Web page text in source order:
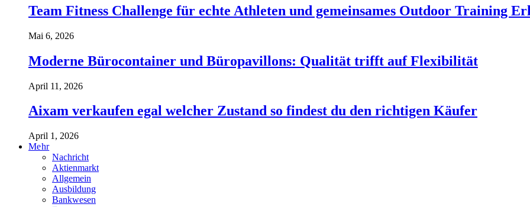
Team Fitness Challenge für echte Athleten und gemeinsames Outdoor Training
Mai 6, 2026
Moderne Bürocontainer und Büropavillons: Qualität trifft auf Flexibilität
April 11, 2026
Aixam verkaufen egal welcher Zustand so findest du den richtigen Käufer
April 1, 2026
Mehr
Nachricht
Aktienmarkt
Allgemein
Ausbildung
Bankwesen